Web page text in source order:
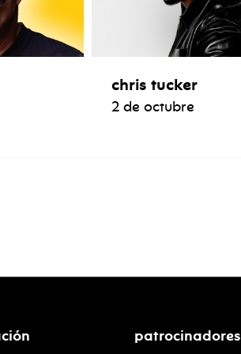
chris tucker
2 de octubre
patrocinadores